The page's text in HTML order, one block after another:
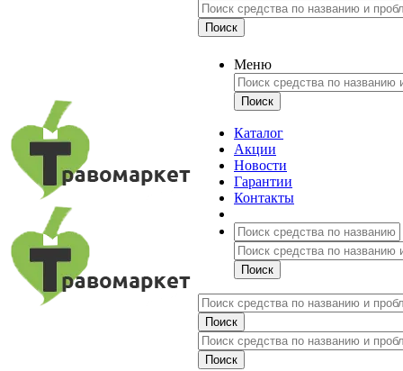
Меню
Каталог
Акции
Новости
Гарантии
Контакты